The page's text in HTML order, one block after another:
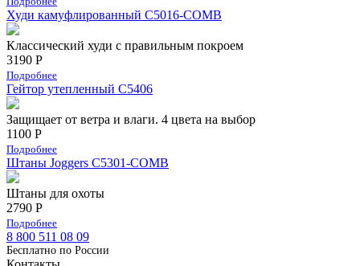
Худи камуфлированный C5016-COMB
Классический худи с правильным покроем
3190 Р
Подробнее
Гейтор утепленный C5406
Защищает от ветра и влаги. 4 цвета на выбор
1100 Р
Подробнее
Штаны Joggers C5301-COMB
Штаны для охоты
2790 Р
Подробнее
8 800 511 08 09
Бесплатно по Роcсии